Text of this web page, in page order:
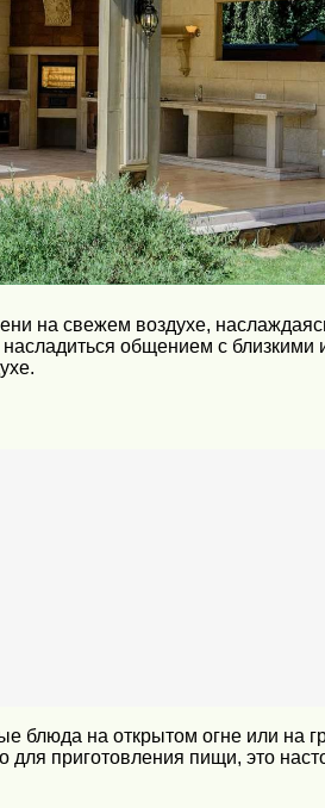
на свежем воздухе,
общением с
блюда на открытом огне или на
приготовления пищи, это